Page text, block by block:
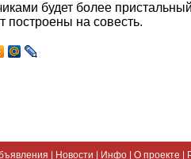
будет более
построены на совесть.
Новости Инфо О проекте